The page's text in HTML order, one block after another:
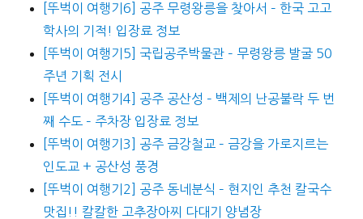
[뚜벅이 여행기6] 공주 무령왕릉을 찾아서 – 한국 고고
학사의 기적! 입장료 정보
[뚜벅이 여행기5] 국립공주박물관 – 무령왕릉 발굴 50
주년 기획 전시
[뚜벅이 여행기4] 공주 공산성 – 백제의 난공불락 두 번
째 수도 – 주차장 입장료 정보
[뚜벅이 여행기3] 공주 금강철교 – 금강을 가로지르는
인도교 + 공산성 풍경
[뚜벅이 여행기2] 공주 동네분식 – 현지인 추천 칼국수
맛집!! 칼칼한 고추장아찌 다대기 양념장